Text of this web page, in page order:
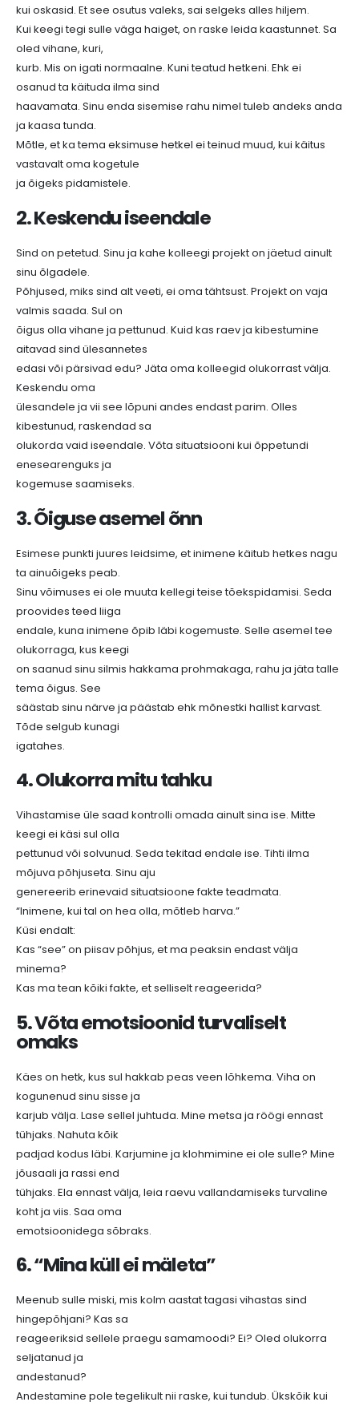
kui oskasid. Et see osutus valeks, sai selgeks alles hiljem.
Kui keegi tegi sulle väga haiget, on raske leida kaastunnet. Sa
oled vihane, kuri,
kurb. Mis on igati normaalne. Kuni teatud hetkeni. Ehk ei
osanud ta käituda ilma sind
haavamata. Sinu enda sisemise rahu nimel tuleb andeks anda
ja kaasa tunda.
Mõtle, et ka tema eksimuse hetkel ei teinud muud, kui käitus
vastavalt oma kogetule
ja õigeks pidamistele.
2. Keskendu iseendale
Sind on petetud. Sinu ja kahe kolleegi projekt on jäetud ainult
sinu õlgadele.
Põhjused, miks sind alt veeti, ei oma tähtsust. Projekt on vaja
valmis saada. Sul on
õigus olla vihane ja pettunud. Kuid kas raev ja kibestumine
aitavad sind ülesannetes
edasi või pärsivad edu? Jäta oma kolleegid olukorrast välja.
Keskendu oma
ülesandele ja vii see lõpuni andes endast parim. Olles
kibestunud, raskendad sa
olukorda vaid iseendale. Võta situatsiooni kui õppetundi
enesearenguks ja
kogemuse saamiseks.
3. Õiguse asemel õnn
Esimese punkti juures leidsime, et inimene käitub hetkes nagu
ta ainuõigeks peab.
Sinu võimuses ei ole muuta kellegi teise tõekspidamisi. Seda
proovides teed liiga
endale, kuna inimene õpib läbi kogemuste. Selle asemel tee
olukorraga, kus keegi
on saanud sinu silmis hakkama prohmakaga, rahu ja jäta talle
tema õigus. See
säästab sinu närve ja päästab ehk mõnestki hallist karvast.
Tõde selgub kunagi
igatahes.
4. Olukorra mitu tahku
Vihastamise üle saad kontrolli omada ainult sina ise. Mitte
keegi ei käsi sul olla
pettunud või solvunud. Seda tekitad endale ise. Tihti ilma
mõjuva põhjuseta. Sinu aju
genereerib erinevaid situatsioone fakte teadmata.
“Inimene, kui tal on hea olla, mõtleb harva.”
Küsi endalt:
Kas “see” on piisav põhjus, et ma peaksin endast välja
minema?
Kas ma tean kõiki fakte, et selliselt reageerida?
5. Võta emotsioonid turvaliselt
omaks
Käes on hetk, kus sul hakkab peas veen lõhkema. Viha on
kogunenud sinu sisse ja
karjub välja. Lase sellel juhtuda. Mine metsa ja röögi ennast
tühjaks. Nahuta kõik
padjad kodus läbi. Karjumine ja klohmimine ei ole sulle? Mine
jõusaali ja rassi end
tühjaks. Ela ennast välja, leia raevu vallandamiseks turvaline
koht ja viis. Saa oma
emotsioonidega sõbraks.
6. “Mina küll ei mäleta”
Meenub sulle miski, mis kolm aastat tagasi vihastas sind
hingepõhjani? Kas sa
reageeriksid sellele praegu samamoodi? Ei? Oled olukorra
seljatanud ja
andestanud?
Andestamine pole tegelikult nii raske, kui tundub. Ükskõik kui